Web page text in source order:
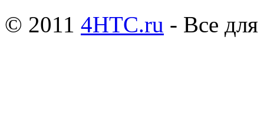
© 2011 4HTC.ru - Все